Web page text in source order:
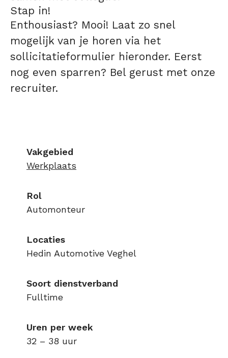
Stap in!
Enthousiast? Mooi! Laat zo snel
mogelijk van je horen via het
sollicitatieformulier hieronder. Eerst
nog even sparren? Bel gerust met onze
recruiter.
Vakgebied
Werkplaats
Rol
Automonteur
Locaties
Hedin Automotive Veghel
Soort dienstverband
Fulltime
Uren per week
32 – 38 uur